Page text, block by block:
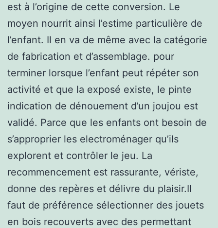
est à l’origine de cette conversion. Le
moyen nourrit ainsi l’estime particulière de
l’enfant. Il en va de même avec la catégorie
de fabrication et d’assemblage. pour
terminer lorsque l’enfant peut répéter son
activité et que la exposé existe, le pinte
indication de dénouement d’un joujou est
validé. Parce que les enfants ont besoin de
s’approprier les electroménager qu’ils
explorent et contrôler le jeu. La
recommencement est rassurante, vériste,
donne des repères et délivre du plaisir.Il
faut de préférence sélectionner des jouets
en bois recouverts avec des permettant